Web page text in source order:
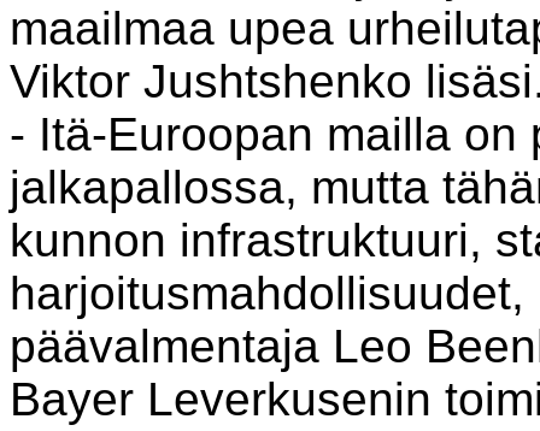
maailmaa upea
Viktor Jushtshenko
- Itä-Euroopan mailla
jalkapallossa, mutta
kunnon infrastruktuuri,
päävalmentaja Leo
Bayer Leverkusenin